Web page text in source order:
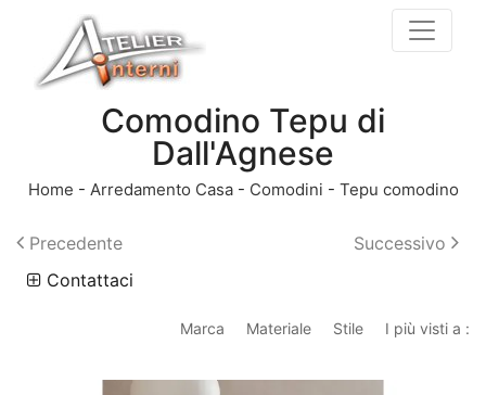
Comodino Tepu di
Dall'Agnese
Home - Arredamento Casa- Comodini - Tepu comodino
Precedente
Successivo
Contattaci
Marca Materiale Stile I più visti a :